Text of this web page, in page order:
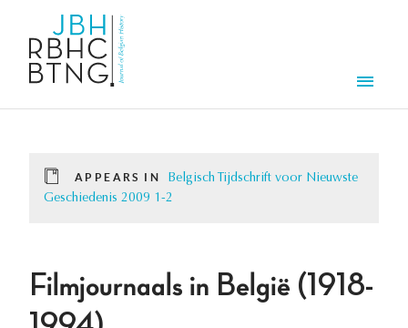
APPEARS IN
Belgisch Tijdschrift voor Nieuwste
Geschiedenis 2009 1-2
Filmjournaals in België (1918-